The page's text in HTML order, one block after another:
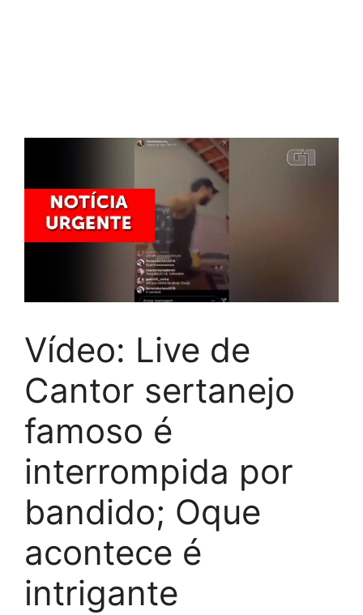
Vídeo: Live de
Cantor sertanejo
famoso é
interrompida por
bandido; Oque
acontece é
intrigante